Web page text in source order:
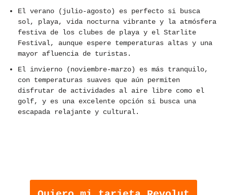
El verano (julio-agosto) es perfecto si busca
sol, playa, vida nocturna vibrante y la atmósfera
festiva de los clubes de playa y el Starlite
Festival, aunque espere temperaturas altas y una
mayor afluencia de turistas.
El invierno (noviembre-marzo) es más tranquilo,
con temperaturas suaves que aún permiten
disfrutar de actividades al aire libre como el
golf, y es una excelente opción si busca una
escapada relajante y cultural.